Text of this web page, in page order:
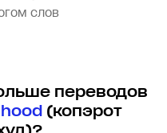
слов
переводов
(копэрот